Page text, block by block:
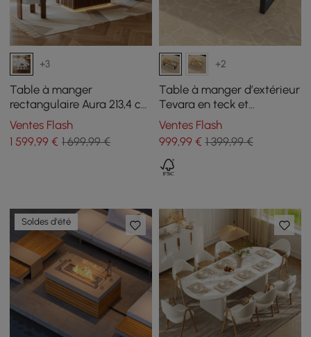
+3
Table à manger
rectangulaire Aura 213,4 cm
en pierre frittée imitation
travertin, base cannelée, 8
places
Ventes Flash
1 599,99 € 1 699,99 €
+2
Table à manger d’extérieur
Tevara en teck et
aluminium gris, 6 à 8
personnes
Ventes Flash
999,99€ 1 399,99 €
Soldes d'été